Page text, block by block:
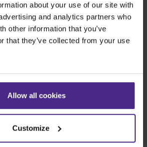
about your use of our site with
and analytics partners who
other information that you’ve
that they’ve collected from your use
Allow all cookies
Customize
nuova molla
molla, assicurandosi che il piedino sia
più bassa, come mostrato.
assicurandosi che siano puliti da
Se sono secchi, lubrificare con
un buon grasso a base di litio